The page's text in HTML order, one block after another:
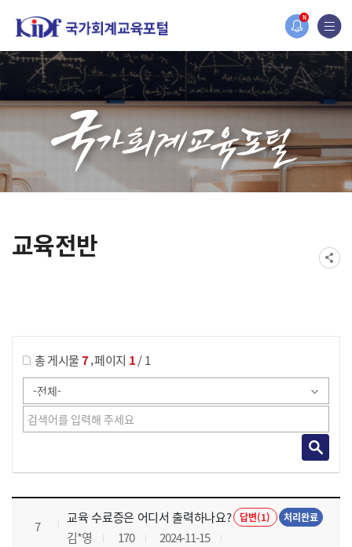
N
홈페이지가 새롭게 개편되었습니다.
한국조세재정연구원홈페이지가 새롭게 개설되었습니다.
교육전반
총 게시물7,페이지 1/ 1
교육전반 목록 으로 번호, 제목, 작성자, 조회수, 등록 일로 나열 되고 있습니다.
7
교육 수료증은 어디서 출력하나요? 답변(1) 처리완료
김*영 170 2024-11-15